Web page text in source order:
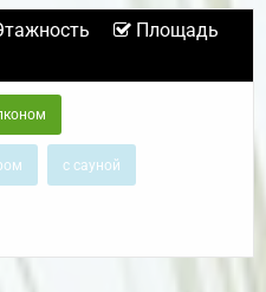
Площадь
с сауной